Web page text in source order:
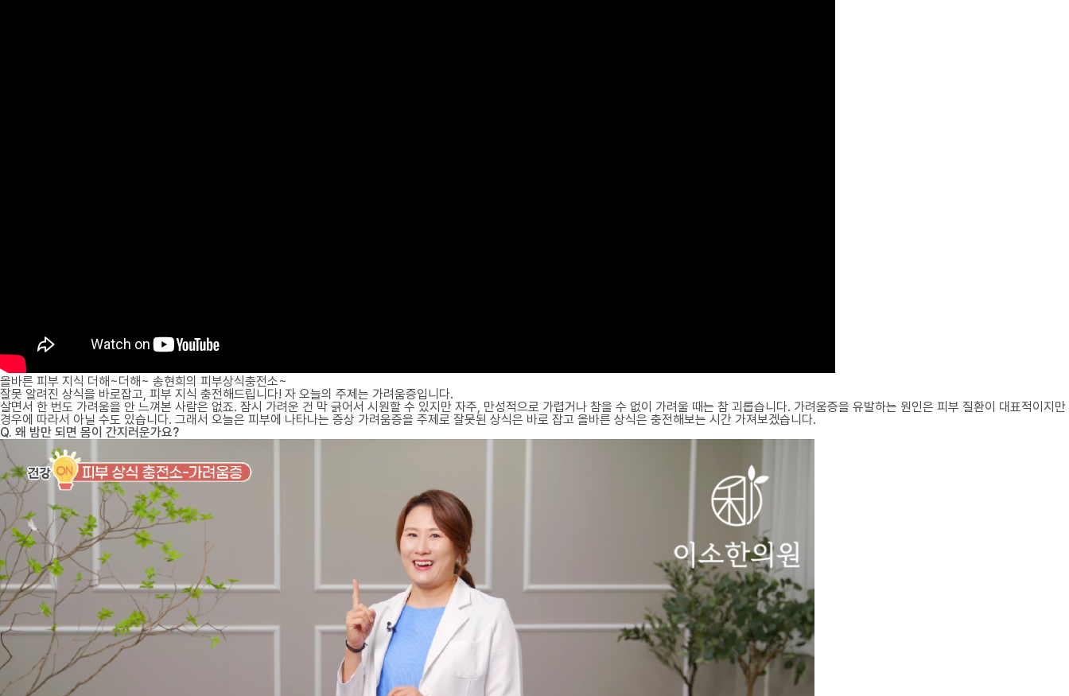
올바른 피부 지식 더해~더해~ 송현희의 피부상식충전소~
잘못 알려진 상식을 바로잡고, 피부 지식 충전해드립니다! 자 오늘의 주제는 가려움증입니다.
살면서 한 번도 가려움을 안 느껴본 사람은 없죠. 잠시 가려운 건 막 긁어서 시원할 수 있지만 자주, 만성적으로 가렵거나 참을 수 없이 가려울 때는 참 괴롭습니다. 가려움증을 유발하는 원인은 피부 질환이 대표적이지만
경우에 따라서 아닐 수도 있습니다. 그래서 오늘은 피부에 나타나는 증상 가려움증을 주제로 잘못된 상식은 바로 잡고 올바른 상식은 충전해보는 시간 가져보겠습니다.
Q. 왜 밤만 되면 몸이 간지러운가요?